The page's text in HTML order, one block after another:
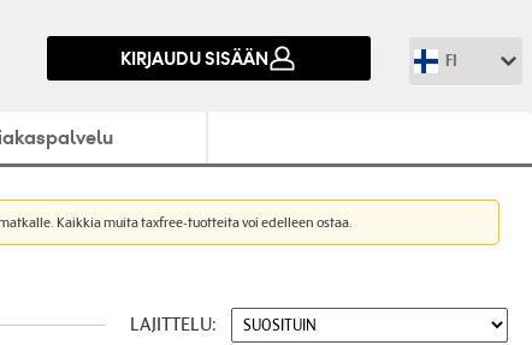
KIRJAUDU SISÄÄN FI
Kaikkia muita taxfree-tuotteita voi edelleen ostaa.
LAJITTELU: